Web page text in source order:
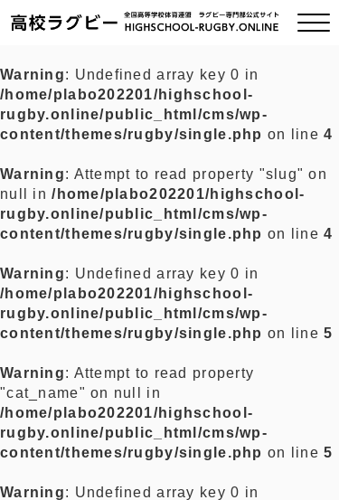
ご挨拶
全国チーム紹介
プライバシーポリシー
お問い合わせ
Warning: Undefined array key 0 in
/home/plabo202201/highschool-
rugby.online/public_html/cms/wp-
content/themes/rugby/single.php on line4
Warning: Attempt to read property "slug" on
null in/home/plabo202201/highschool-
rugby.online/public_html/cms/wp-
content/themes/rugby/single.php on line4
Warning: Undefined array key 0 in
/home/plabo202201/highschool-
rugby.online/public_html/cms/wp-
content/themes/rugby/single.php on line5
Warning: Attempt to read property
"cat_name" on null in
/home/plabo202201/highschool-
rugby.online/public_html/cms/wp-
content/themes/rugby/single.php on line5
Warning: Undefined array key 0 in